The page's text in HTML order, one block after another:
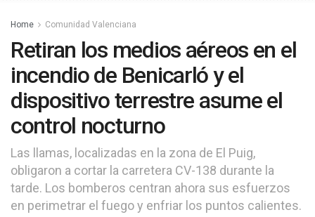
Home Comunidad Valenciana
Retiran los medios aéreos en el
incendio de Benicarló y el
dispositivo terrestre asume el
control nocturno
Las llamas, localizadas en la zona de El Puig,
obligaron a cortar la carretera CV-138 durante la
tarde. Los bomberos centran ahora sus esfuerzos
en perimetrar el fuego y enfriar los puntos calientes.